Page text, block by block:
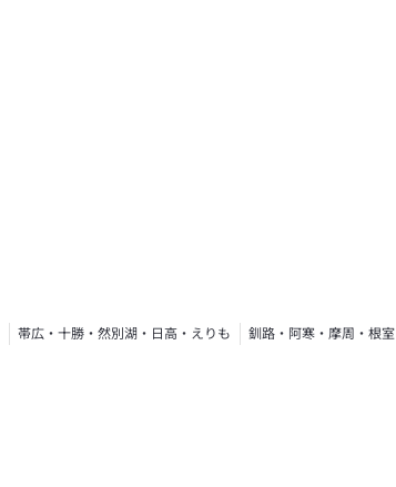
帯広・十勝・然別湖・日高・えりも 釧路・阿寒・摩周・根室